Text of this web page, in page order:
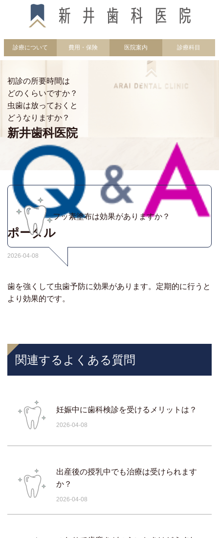
診療について 費用・保険 医院案内 診療科目
初診の所要時間は
どのくらいですか？
虫歯は放っておくと
どうなりますか？
新井歯科医院
ポータル
フッ素塗布は効果がありますか？
2026-04-08
歯を強くして虫歯予防に効果があります。定期的に行うと
より効果的です。
関連するよくある質問
妊娠中に歯科検診を受けるメリットは？
2026-04-08
出産後の授乳中でも治療は受けられます
か？
2026-04-08